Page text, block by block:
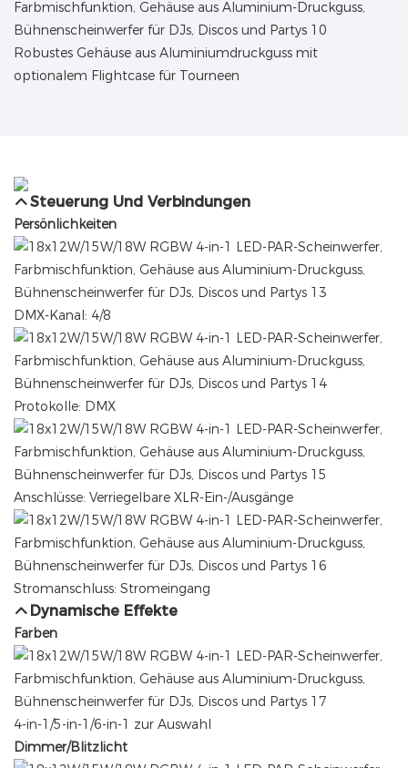
Robustes Gehäuse aus Aluminiumdruckguss mit
optionalem Flightcase für Tourneen
Steuerung Und Verbindungen
Persönlichkeiten
DMX-Kanal: 4/8
Protokolle: DMX
Anschlüsse: Verriegelbare XLR-Ein-/Ausgänge
Stromanschluss: Stromeingang
Dynamische Effekte
Farben
4-in-1/5-in-1/6-in-1 zur Auswahl
Dimmer/Blitzlicht